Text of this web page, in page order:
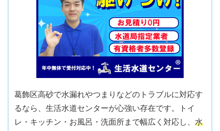
葛飾区高砂で水漏れやつまりなどのトラブルに対応す
るなら、生活水道センターが心強い存在です。トイ
レ・キッチン・お風呂・洗面所まで幅広く対応し、水